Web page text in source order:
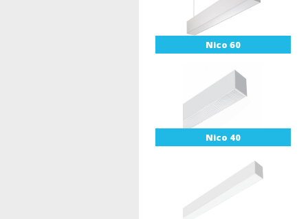
Nico 60
Nico 40